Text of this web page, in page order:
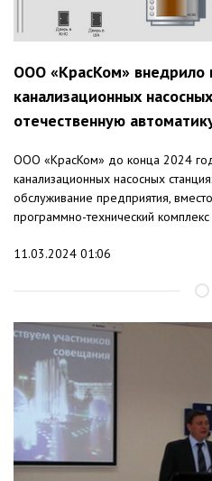
ООО «КрасКом» внедрило
канализационных
отечественную
ООО «КрасКом» до конца 2024
канализационных насосных
обслуживание предприятия,
программно-технический комплекс
11.03.2024 01:06